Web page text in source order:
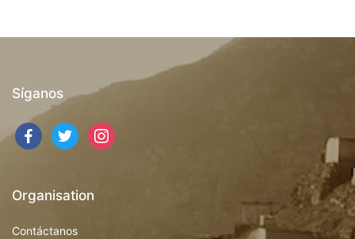
Síganos
facebooktwitter instagram
Organisation
Contáctanos